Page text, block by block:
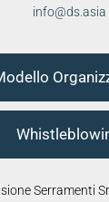
info@ds.asia
Serramenti Srl